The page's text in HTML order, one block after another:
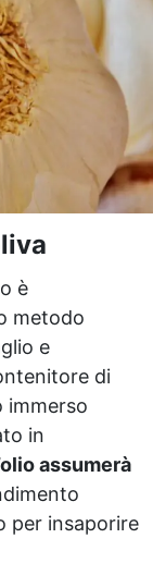
è
metodo
e
di
immerso
in
assumerà
per insaporire